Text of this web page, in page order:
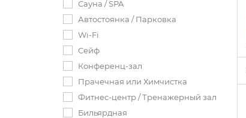
Сауна / SPA
Автостоянка / Парковка
Wi-Fi
Сейф
Конференц-зал
Прачечная или Химчистка
Фитнес-центр / Тренажерный зал
Бильярдная